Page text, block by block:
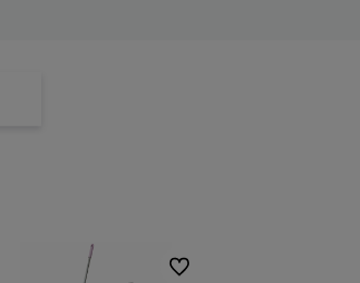
Do ulubionych